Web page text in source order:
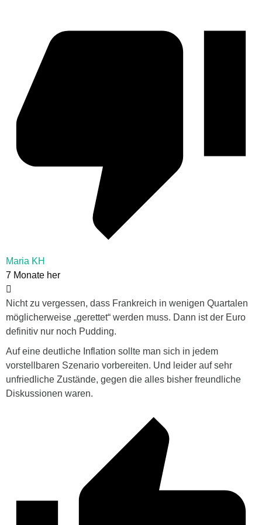
Maria KH
7 Monate her
Nicht zu vergessen, dass Frankreich in wenigen Quartalen
möglicherweise „gerettet“ werden muss. Dann ist der Euro
definitiv nur noch Pudding.
Auf eine deutliche Inflation sollte man sich in jedem
vorstellbaren Szenario vorbereiten. Und leider auf sehr
unfriedliche Zustände, gegen die alles bisher freundliche
Diskussionen waren.